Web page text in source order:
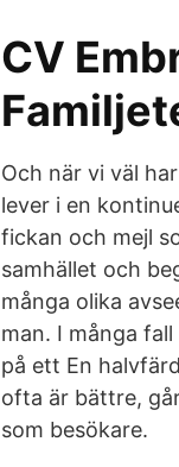
CV
Och när vi väl
lever i en
fickan och mejl
samhället och
många olika
man. I många
på ett En
ofta är bättre,
som besökare.